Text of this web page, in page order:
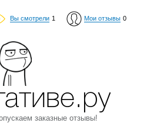
Вы смотрели 1 Мои отзывы 0
заказные отзывы!